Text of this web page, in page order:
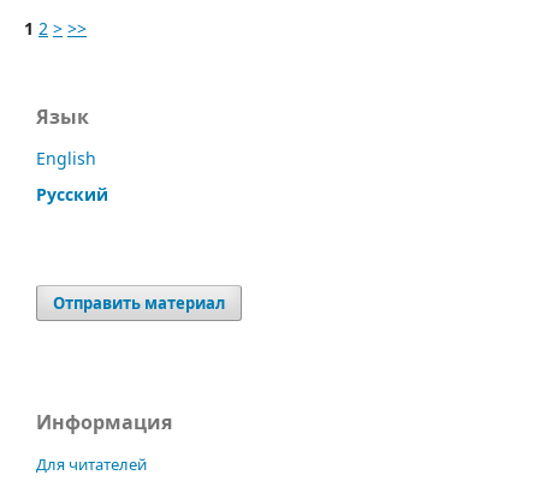
1 2 > >>
Язык
English
Русский
Отправить материал
Информация
Для читателей